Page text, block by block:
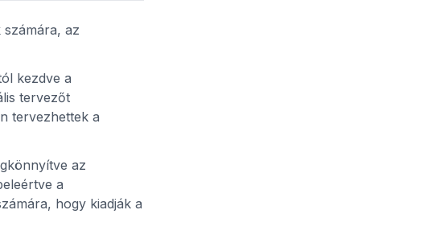
az
kezdve a
tervezőt
tervezhettek a
az
a
hogy kiadják a